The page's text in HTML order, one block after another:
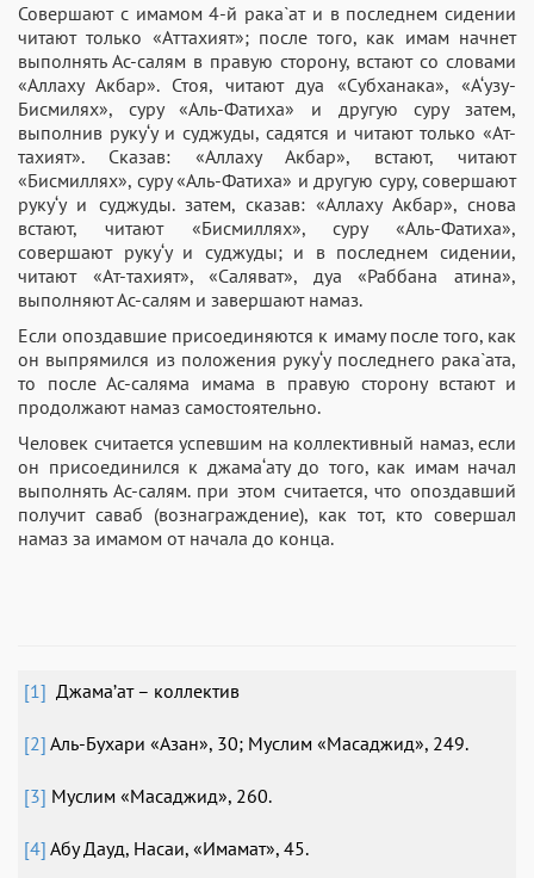
Совершают с имамом 4-й рака`ат и в последнем сидении
читают только «Аттахият»; после того, как имам начнет
выполнять Ас-салям в правую сторону, встают со словами
«Аллаху Акбар». Стоя, читают дуа «Субханака», «А‘узу-
Бисмилях», суру «Аль-Фатиха» и другую суру затем,
выполнив руку‘у и суджуды, садятся и читают только «Ат-
тахият». Сказав: «Аллаху Акбар», встают, читают
«Бисмиллях», суру «Аль-Фатиха» и другую суру, совершают
руку‘у и суджуды. затем, сказав: «Аллаху Акбар», снова
встают, читают «Бисмиллях», суру «Аль-Фатиха»,
совершают руку‘у и суджуды; и в последнем сидении,
читают «Ат-тахият», «Саляват», дуа «Раббана атина»,
выполняют Ас-салям и завершают намаз.
Если опоздавшие присоединяются к имаму после того, как
он выпрямился из положения руку‘у последнего рака`ата,
то после Ас-саляма имама в правую сторону встают и
продолжают намаз самостоятельно.
Человек считается успевшим на коллективный намаз, если
он присоединился к джама‘ату до того, как имам начал
выполнять Ас-салям. при этом считается, что опоздавший
получит саваб (вознаграждение), как тот, кто совершал
намаз за имамом от начала до конца.
[1] Джама’ат – коллектив
[2] Аль-Бухари «Азан», 30; Муслим «Масаджид», 249.
[3] Муслим «Масаджид», 260.
[4] Абу Дауд, Насаи, «Имамат», 45.